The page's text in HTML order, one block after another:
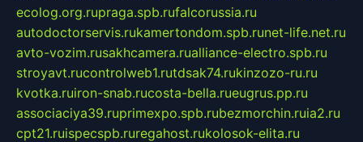
ecolog.org.rupraga.spb.rufalcorussia.ru
autodoctorservis.rukamertondom.spb.runet-life.net.ru
avto-vozim.rusakhcamera.rualliance-electro.spb.ru
stroyavt.rucontrolweb1.rutdsak74.rukinzozo-ru.ru
kvotka.ruiron-snab.rucosta-bella.rueugrus.pp.ru
associaciya39.ruprimexpo.spb.rubezmorchin.ruia2.ru
cpt21.ruispecspb.ruregahost.rukolosok-elita.ru